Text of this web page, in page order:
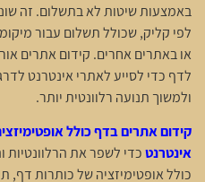
באמצעות שיטות לא בתשלום. זה
לפי קליק, שכולל תשלום עבור
או באתרים אחרים. קידום אתרים
לדף כדי לסייע לאתרי אינטרנט
ולמשוך תנועה רלוונטית יותר.
קידום אתרים בדף כולל
אינטרנטכדי לשפר את הרלוונטיות
כולל אופטימיזציה של כותרות דף,